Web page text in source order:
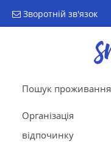
Зворотній зв'язок
Пошук проживання
Організація
відпочинку